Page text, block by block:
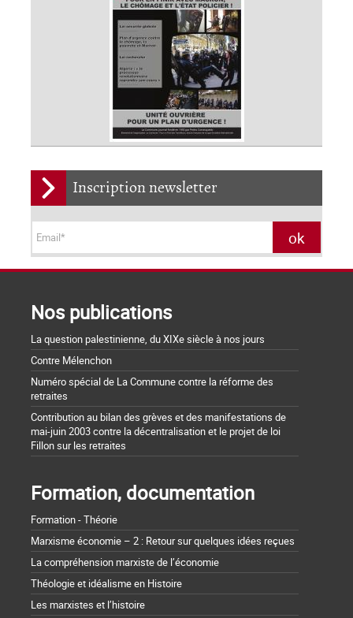
Inscription newsletter
Nos publications
La question palestinienne, du XIXe siècle à nos jours
Contre Mélenchon
Numéro spécial de La Commune contre la réforme des
retraites
Contribution au bilan des grèves et des manifestations de
mai-juin 2003 contre la décentralisation et le projet de loi
Fillon sur les retraites
Formation, documentation
Formation - Théorie
Marxisme économie – 2 : Retour sur quelques idées reçues
La compréhension marxiste de l’économie
Théologie et idéalisme en Histoire
Les marxistes et l’histoire